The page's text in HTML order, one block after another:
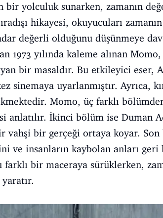
bir yolculuk sunarken, zamanın
hikayesi, okuyucuları
değerli olduğunu düşünmeye
1973 yılında kaleme alınan
bir masaldır. Bu etkileyici eser,
sinemaya uyarlanmıştır. Ayrıca,
Momo, üç farklı
anlatılır. İkinci bölüm ise Duman
vahşi bir gerçeği ortaya koyar.
ve insanların kaybolan anları
farklı bir maceraya sürüklerken,